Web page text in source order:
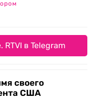
в Telegram
своего
США